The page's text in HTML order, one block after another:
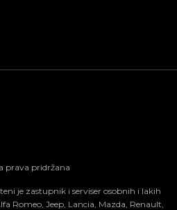
prava pridržana
je zastupnik i serviser osobnih i lakih
Romeo, Jeep, Lancia, Mazda, Renault,